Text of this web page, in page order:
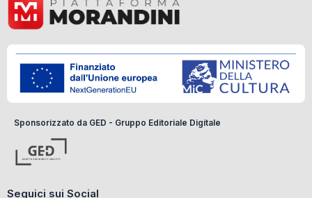
Sponsorizzato da GED - Gruppo Editoriale Digitale
Seguici sui Social